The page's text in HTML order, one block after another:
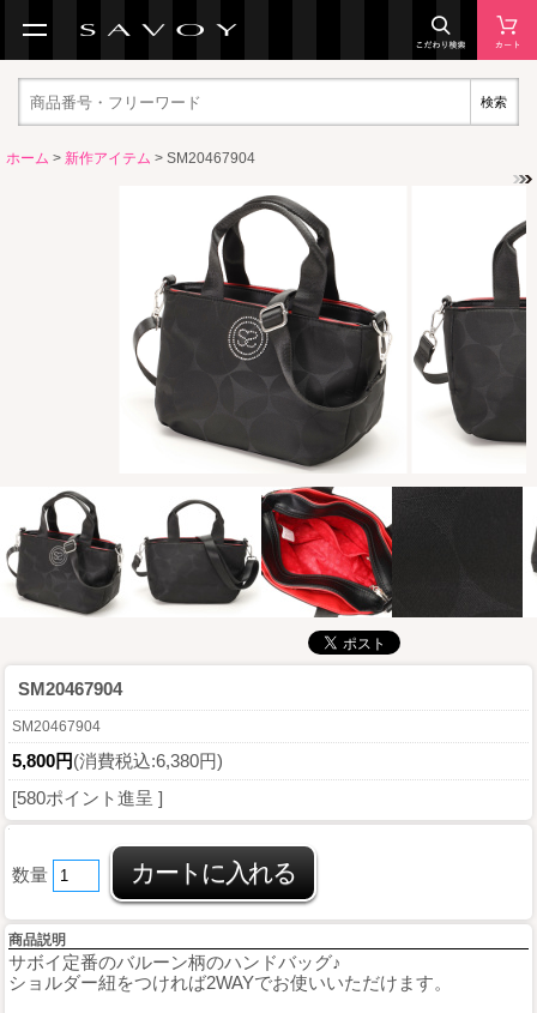
検索
ホーム > 新作アイテム > SM20467904
SM20467904
SM20467904
5,800円(消費税込:6,380円)
[580ポイント進呈 ]
数量
商品説明
サボイ定番のバルーン柄のハンドバッグ♪
ショルダー紐をつければ2WAYでお使いいただけます。